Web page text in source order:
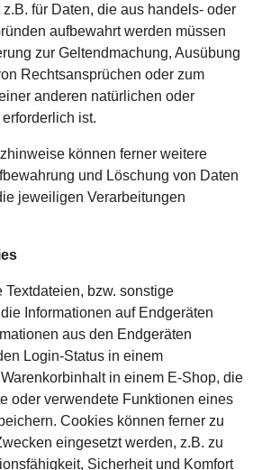
für Daten, die aus handels- oder
aufbewahrt werden müssen
zur Geltendmachung, Ausübung
Rechtsansprüchen oder zum
anderen natürlichen oder
ist.
können ferner weitere
und Löschung von Daten
jeweiligen Verarbeitungen
bzw. sonstige
Informationen auf Endgeräten
aus den Endgeräten
Login-Status in einem
in einem E-Shop, die
oder verwendete Funktionen eines
Cookies können ferner zu
eingesetzt werden, z.B. zu
Sicherheit und Komfort